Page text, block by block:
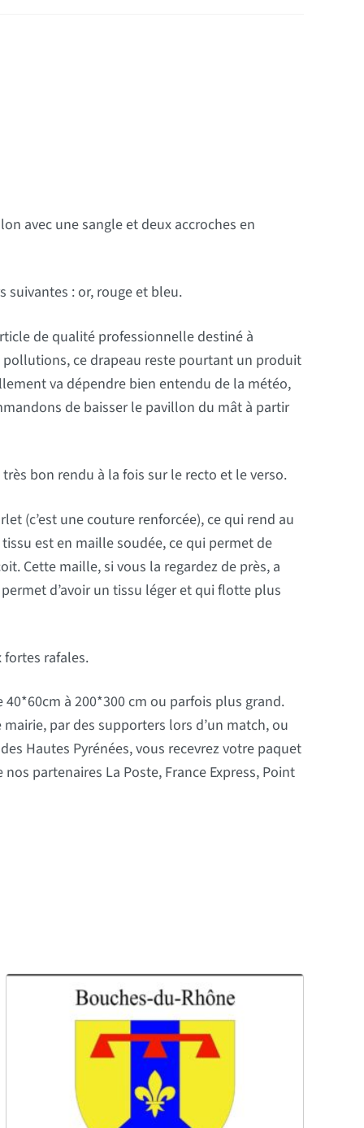
avec une sangle et deux accroches en
suivantes : or, rouge et bleu.
de qualité professionnelle destiné à
pollutions, ce drapeau reste pourtant un produit
va dépendre bien entendu de la météo,
de baisser le pavillon du mât à partir
bon rendu à la fois sur le recto et le verso.
(c’est une couture renforcée), ce qui rend au
est en maille soudée, ce qui permet de
Cette maille, si vous la regardez de près, a
d’avoir un tissu léger et qui flotte plus
fortes rafales.
à 200*300 cm ou parfois plus grand.
par des supporters lors d’un match, ou
Hautes Pyrénées, vous recevrez votre paquet
partenaires La Poste, France Express, Point